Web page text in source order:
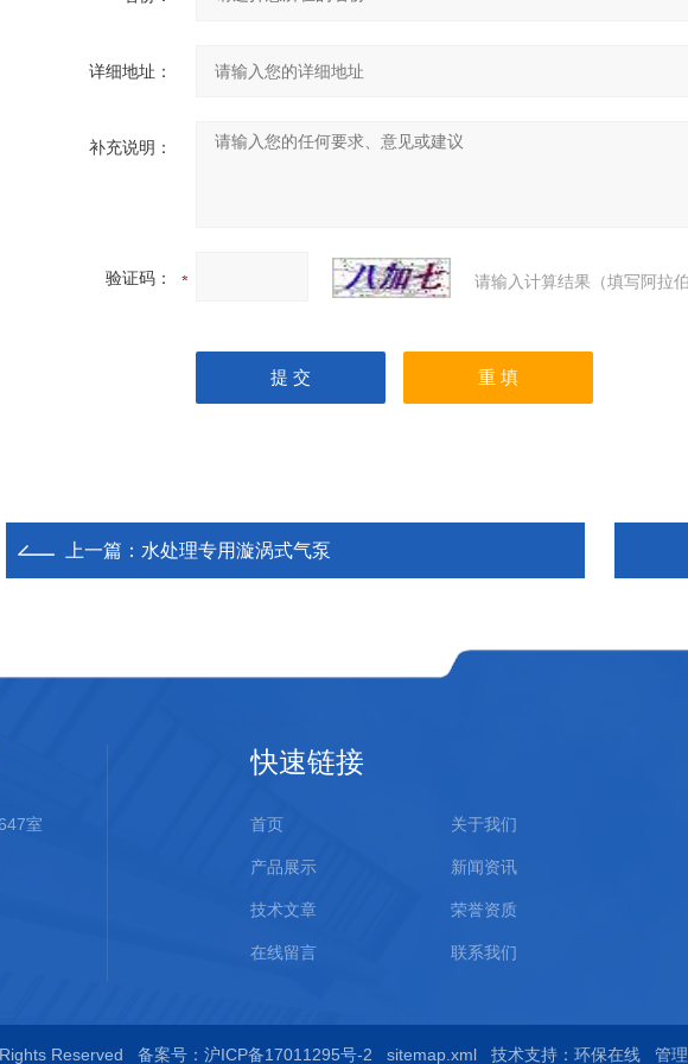
详细地址：
补充说明：
验证码： 请输入计算结果（填写阿拉
上一篇： 水处理专用漩涡式气泵
室
快速链接
首页 关于我们
产品展示 新闻资讯
技术文章 荣誉资质
在线留言 联系我们
Reserved 备案号：沪ICP备17011295号-2 sitemap.xml 技术支持： 环保在线 管